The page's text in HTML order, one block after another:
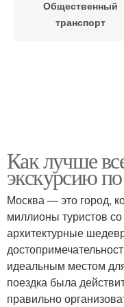
Общественный
транспорт
Как лучше
экскурсию
Москва — это город,
миллионы туристов
архитектурные
идеальным местом
поездка была
правильно